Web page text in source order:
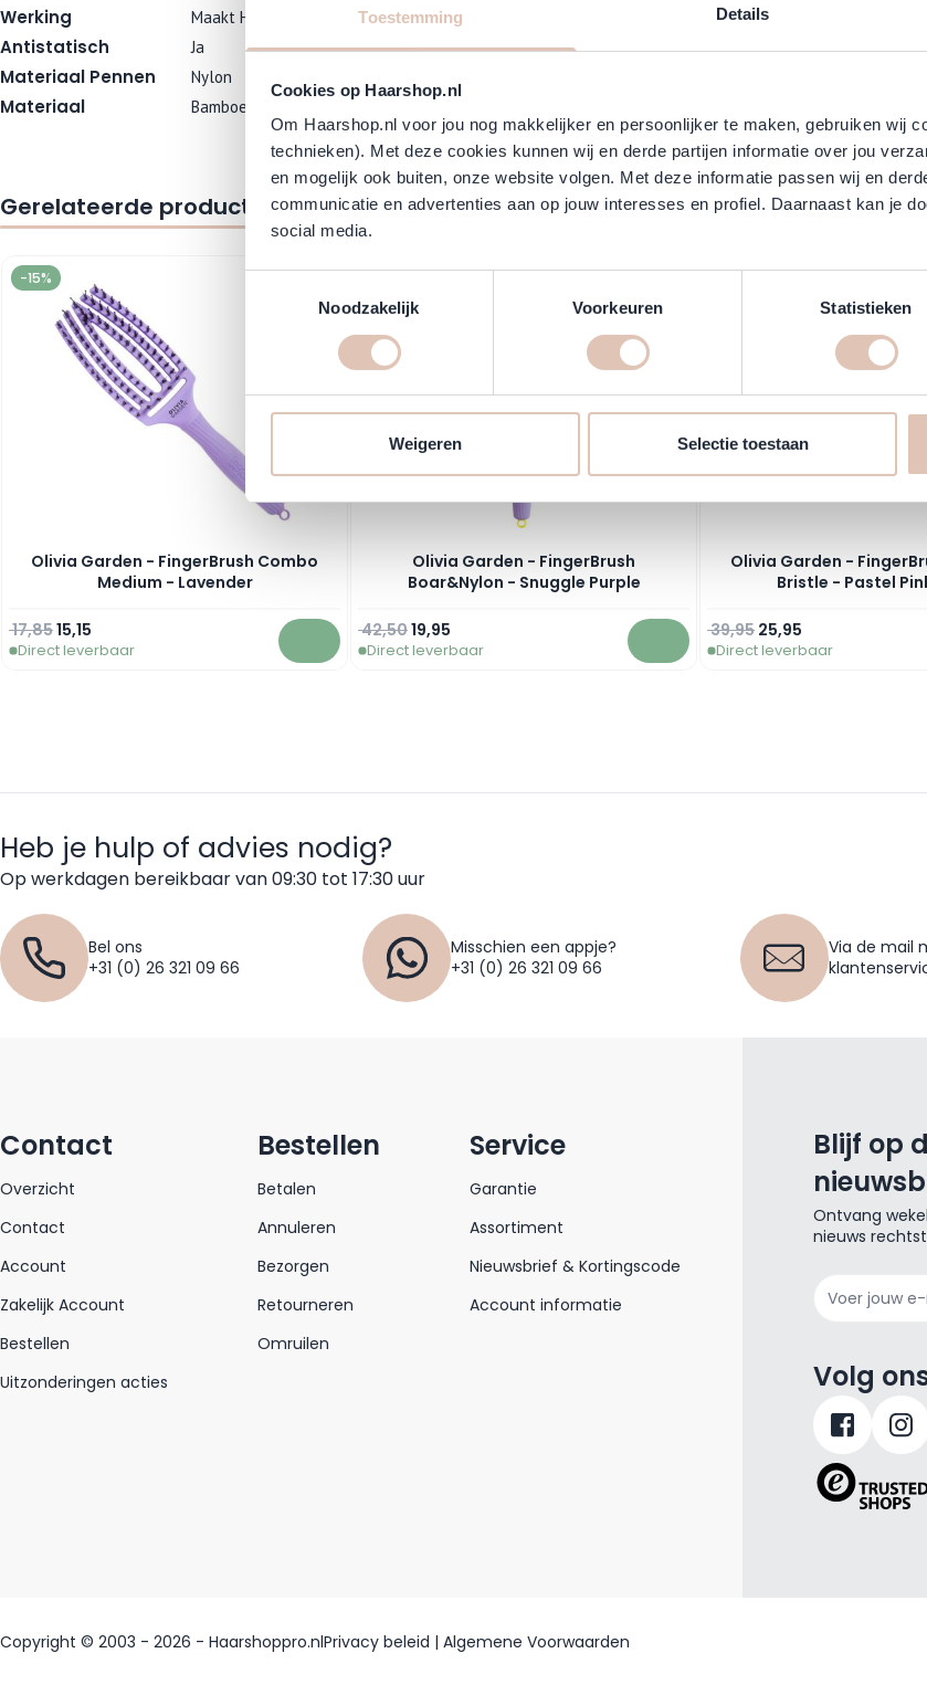
Toestemming Details
Cookies op Haarshop.nl
Om Haarshop.nl voor jou nog makkelijker en persoonlijker te maken, gebruiken wij
technieken). Met deze cookies kunnen wij en derde partijen informatie over jou
en mogelijk ook buiten, onze website volgen. Met deze informatie passen wij en
communicatie en advertenties aan op jouw interesses en profiel. Daarnaast kan je
social media.
Noodzakelijk
Voorkeuren Statistieken
Weigeren Selectie toestaan
Werking Maakt Haar Glad, Maakt Haar Handelbaar, Ontklit Haar, Vermindert statisch haar, Modelleert
Antistatisch Ja
Materiaal Pennen Nylon
Materiaal Bamboe
Gerelateerde producten
Navigating through the elements of the carousel is possible using the tab key. You can skip the carousel or go straight
Press to skip carousel
-15%
Olivia Garden - FingerBrush Combo
Medium - Lavender
Speciale prijs
15,15
Normale prijs
17,85
Direct leverbaar In winkelwagen
Olivia Garden - FingerBrush
Boar&Nylon - Snuggle Purple
Speciale prijs
19,95
Normale prijs
42,50
Direct leverbaar In winkelwagen
Olivia Garden -
Bristle - Pastel
Speciale prijs
25,95
Normale prijs
39,95
Direct leverbaar
Heb je hulp of advies nodig?
Op werkdagen bereikbaar van 09:30 tot 17:30 uur
Bel ons
+31 (0) 26 321 09 66
Misschien een appje?
+31 (0) 26 321 09 66
Via de mail
Contact
Overzicht
Contact
Account
Zakelijk Account
Bestellen
Uitzonderingen acties
Bestellen
Betalen
Annuleren
Bezorgen
Retourneren
Omruilen
Service
Garantie
Assortiment
Nieuwsbrief & Kortingscode
Account informatie
Blijf op
Ontvang
nieuws
Volg
Copyright © 2003 - 2026 - Haarshoppro.nlPrivacy beleid | Algemene Voorwaarden